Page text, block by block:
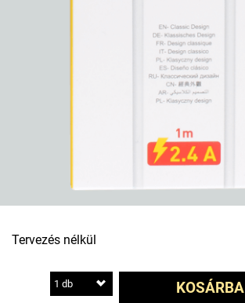
Tervezés nélkül
1 db KOSÁRBA